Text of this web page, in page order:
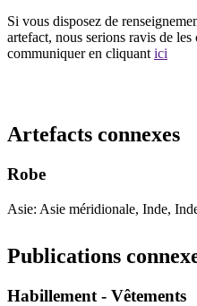
Si vous disposez de
artefact, nous serions ravis de
communiquer en cliquant ici
Artefacts connexes
Robe
Asie: Asie méridionale, Inde,
Publications
Habillement - Vêtements